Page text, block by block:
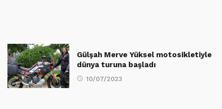
Gülşah Merve Yüksel motosikletiyle
dünya turuna başladı
10/07/2023